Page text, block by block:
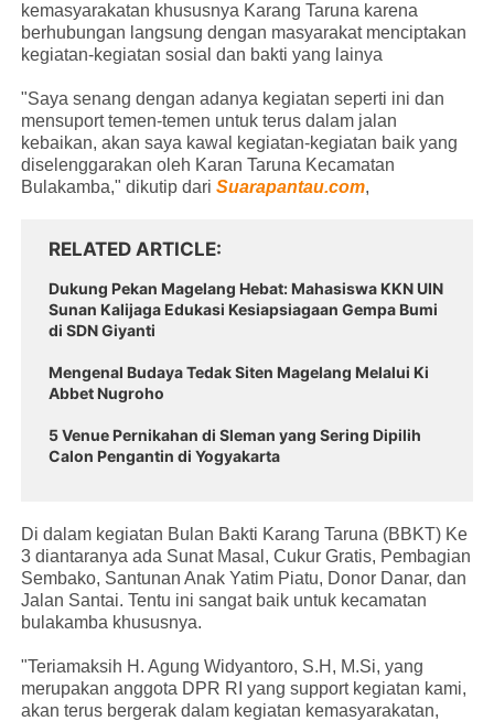
kemasyarakatan khususnya Karang Taruna karena
berhubungan langsung dengan masyarakat menciptakan
kegiatan-kegiatan sosial dan bakti yang lainya
"Saya senang dengan adanya kegiatan seperti ini dan
mensuport temen-temen untuk terus dalam jalan
kebaikan, akan saya kawal kegiatan-kegiatan baik yang
diselenggarakan oleh Karan Taruna Kecamatan
Bulakamba," dikutip dariSuarapantau.com,
RELATED ARTICLE
Dukung Pekan Magelang Hebat: Mahasiswa KKN UIN
Sunan Kalijaga Edukasi Kesiapsiagaan Gempa Bumi
di SDN Giyanti
Mengenal Budaya Tedak Siten Magelang Melalui Ki
Abbet Nugroho
5 Venue Pernikahan di Sleman yang Sering Dipilih
Calon Pengantin di Yogyakarta
Di dalam kegiatan Bulan Bakti Karang Taruna (BBKT) Ke
3 diantaranya ada Sunat Masal, Cukur Gratis, Pembagian
Sembako, Santunan Anak Yatim Piatu, Donor Danar, dan
Jalan Santai. Tentu ini sangat baik untuk kecamatan
bulakamba khususnya.
"Teriamaksih H. Agung Widyantoro, S.H, M.Si, yang
merupakan anggota DPR RI yang support kegiatan kami,
akan terus bergerak dalam kegiatan kemasyarakatan,